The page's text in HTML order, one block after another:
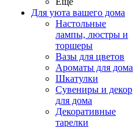
Для уюта вашего дома
Настольные
лампы, люстры и
торшеры
Вазы для цветов
Ароматы для дома
Шкатулки
Сувениры и декор
для дома
Декоративные
тарелки